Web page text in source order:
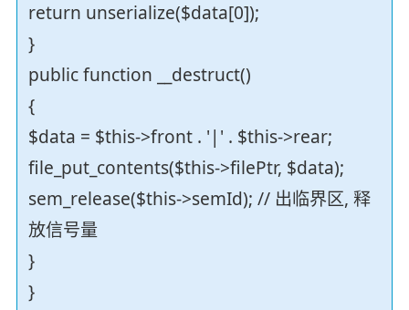
return unserialize($data[0]);
}
public function __destruct()
{
$data = $this->front . '|' . $this->rear;
file_put_contents($this->filePtr, $data);
sem_release($this->semId); // 出临界区, 释
放信号量
}
}